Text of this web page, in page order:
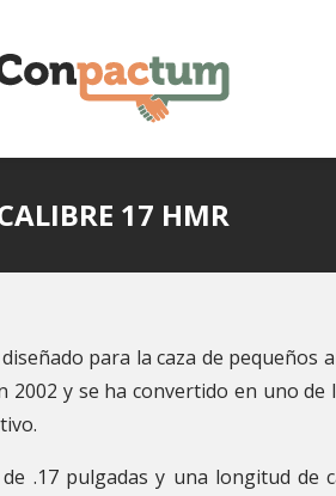
17 HMR
para la caza de pequeños
y se ha convertido en uno
.17 pulgadas y una longitud de